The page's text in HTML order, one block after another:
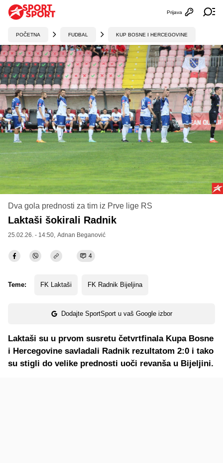
Otvori
Prijava
POČETNA FUDBAL KUP BOSNE I HERCEGOVINE
Dva gola prednosti za tim iz Prve lige RS
Laktaši šokirali Radnik
25.02.26. - 14:50, Adnan Beganović
4
Teme: FK Laktaši FK Radnik Bijeljina
Dodajte SportSport u vaš Google izbor
Laktaši su u prvom susretu četvrtfinala Kupa Bosne
i Hercegovine savladali Radnik rezultatom 2:0 i tako
su stigli do velike prednosti uoči revanša u Bijeljini.